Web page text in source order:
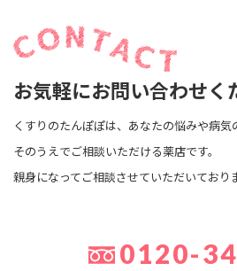
お気軽にお問い合わせく
くすりのたんぽぽは、あなたの悩みや病気
そのうえでご相談いただける薬店です。
親身になってご相談させていただいており
0120-